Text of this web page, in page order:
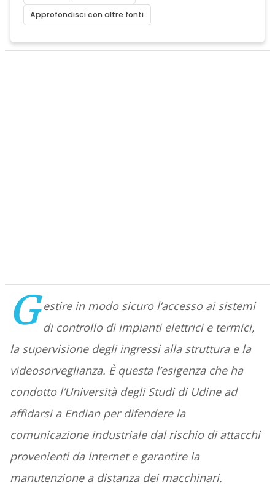
Approfondisci con altre fonti
G estire in modo sicuro l’accesso ai sistemi
di controllo di impianti elettrici e termici,
la supervisione degli ingressi alla struttura e la
videosorveglianza. È questa l’esigenza che ha
condotto l’Università degli Studi di Udine ad
affidarsi a Endian per difendere la
comunicazione industriale dal rischio di attacchi
provenienti da Internet e garantire la
manutenzione a distanza dei macchinari.